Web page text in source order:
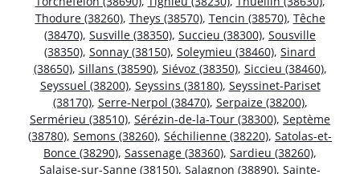
Thodure (38260), Theys (38570), Tencin (38570), Têche
(38470), Susville (38350), Succieu (38300), Sousville
(38350), Sonnay (38150), Soleymieu (38460), Sinard
(38650), Sillans (38590), Siévoz (38350), Siccieu (38460),
Seyssuel (38200), Seyssins (38180), Seyssinet-Pariset
(38170), Serre-Nerpol (38470), Serpaize (38200),
Sermérieu (38510), Sérézin-de-la-Tour (38300), Septème
(38780), Semons (38260), Séchilienne (38220), Satolas-et-
Bonce (38290), Sassenage (38360), Sardieu (38260),
Salaise-sur-Sanne (38150), Salagnon (38890), Sainte-